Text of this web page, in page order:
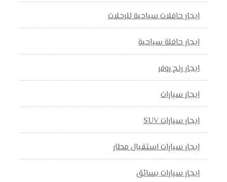
ايجار حافلات سياحية للرحلات
ايجار حافلة سياحية
ايجار رنج روفر
ايجار سيارات
ايجار سيارات SUV
ايجار سيارات استقبال مطار
ايجار سيارات بسائق